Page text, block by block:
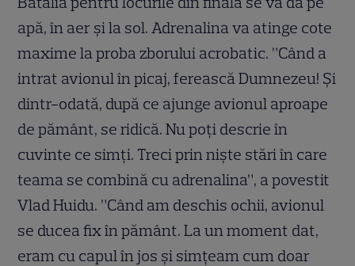
apă, în aer și la sol. Adrenalina va atinge cote
maxime la proba zborului acrobatic. ”Când a
intrat avionul în picaj, ferească Dumnezeu! Și
dintr-odată, după ce ajunge avionul aproape
de pământ, se ridică. Nu poți descrie în
cuvinte ce simți. Treci prin niște stări în care
teama se combină cu adrenalina”, a povestit
Vlad Huidu. ”Când am deschis ochii, avionul
se ducea fix în pământ. La un moment dat,
eram cu capul în jos și simțeam cum doar